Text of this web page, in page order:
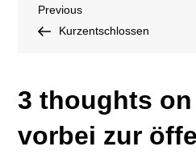
öffentlichen
Previous
Post
Previous
Kurzentschlossen
3 thoughts on
vorbei zur